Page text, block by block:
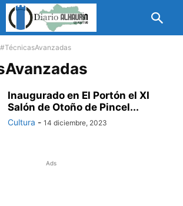
#TécnicasAvanzadas
Inaugurado en El Portón el XI
Salón de Otoño de Pincel...
Cultura - 14 diciembre, 2023
Ads